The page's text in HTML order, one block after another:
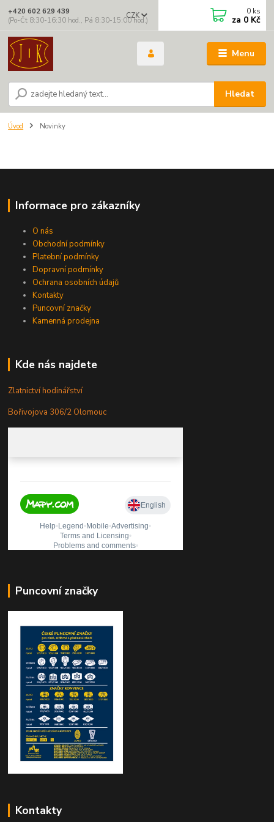
Menu
CZK
Hledat
+420 602 629 439
(Po-Čt 8:30-16:30 hod., Pá 8:30-15:00 hod.)
0 ks
za 0 Kč
Úvod Novinky
Informace pro zákazníky
O nás
Obchodní podmínky
Platební podmínky
Dopravní podmínky
Ochrana osobních údajů
Kontakty
Puncovní značky
Kamenná prodejna
Kde nás najdete
Zlatnictví hodinářství
Bořivojova 306/2 Olomouc
Puncovní značky
Kontakty